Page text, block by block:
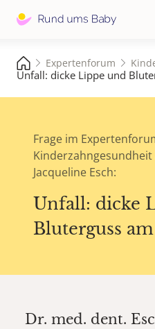
Expertenforum
Unfall: dicke Lippe und
Frage im
Jacqueline Esch:
Unfall: dicke
Bluterguss
Dr. med. dent.